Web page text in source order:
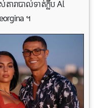
តារាបាល់ទាត់ក្លឹប Al
។